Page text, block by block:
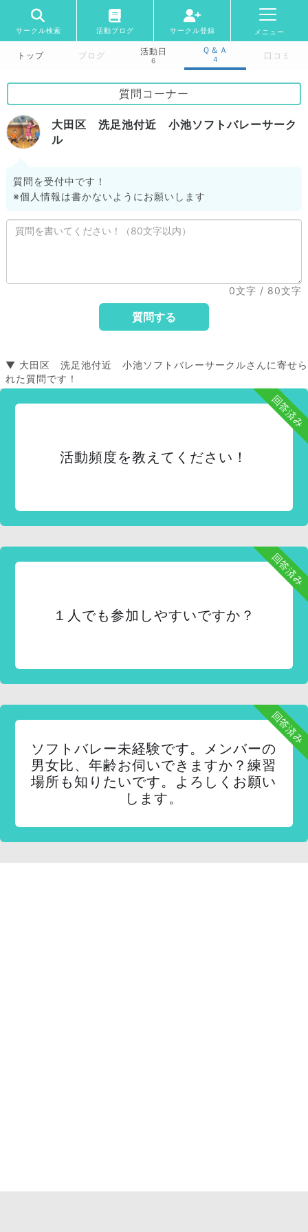
サークル検索 活動ブログ サークル登録 メニュー
トップ ブログ 活動日
6
Ｑ＆Ａ
4 口コミ
質問コーナー
大田区 洗足池付近 小池ソフトバレーサーク
ル
質問を受付中です！
※個人情報は書かないようにお願いします
0文字 / 80文字
▼ 大田区 洗足池付近 小池ソフトバレーサークルさんに寄せら
れた質問です！
回答済み
活動頻度を教えてください！
回答済み
１人でも参加しやすいですか？
回答済み
ソフトバレー未経験です。メンバーの
男女比、年齢お伺いできますか？練習
場所も知りたいです。よろしくお願い
します。